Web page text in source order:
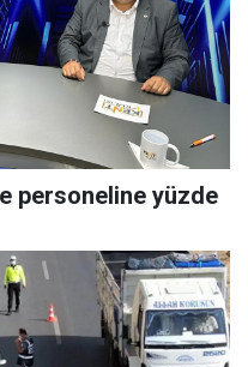
personeline yüzde